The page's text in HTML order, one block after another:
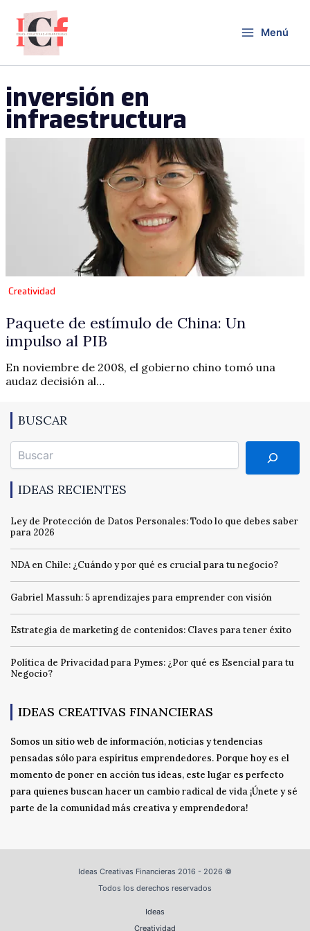
contenido
Menú
inversión en
infraestructura
Creatividad
Paquete de estímulo de China: Un
impulso al PIB
En noviembre de 2008, el gobierno chino tomó una
audaz decisión al…
BUSCAR
Buscar
IDEAS RECIENTES
Ley de Protección de Datos Personales: Todo lo que debes saber
para 2026
NDA en Chile: ¿Cuándo y por qué es crucial para tu negocio?
Gabriel Massuh: 5 aprendizajes para emprender con visión
Estrategia de marketing de contenidos: Claves para tener éxito
Política de Privacidad para Pymes: ¿Por qué es Esencial para tu
Negocio?
IDEAS CREATIVAS FINANCIERAS
Somos un sitio web de información, noticias y tendencias
pensadas sólo para espíritus emprendedores. Porque hoy es el
momento de poner en acción tus ideas, este lugar es perfecto
para quienes buscan hacer un cambio radical de vida ¡Únete y sé
parte de la comunidad más creativa y emprendedora!
Ideas Creativas Financieras 2016 - 2026 ©
Todos los derechos reservados
Ideas
Creatividad